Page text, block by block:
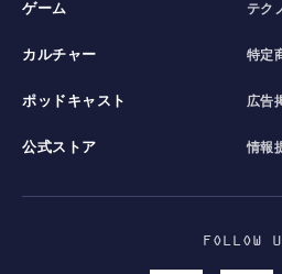
ゲーム
カルチャー
ポッドキャスト
公式ストア
テク
特定
広告
情報
FOLLOW